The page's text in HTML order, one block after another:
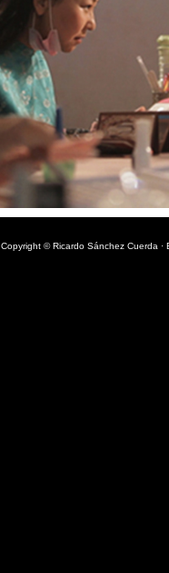
Copyright © Ricardo Sánchez Cuerda ·